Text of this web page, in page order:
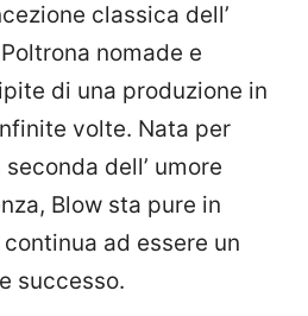
classica dell’
nomade e
di una produzione in
volte. Nata per
dell’ umore
Blow sta pure in
ad essere un
successo.